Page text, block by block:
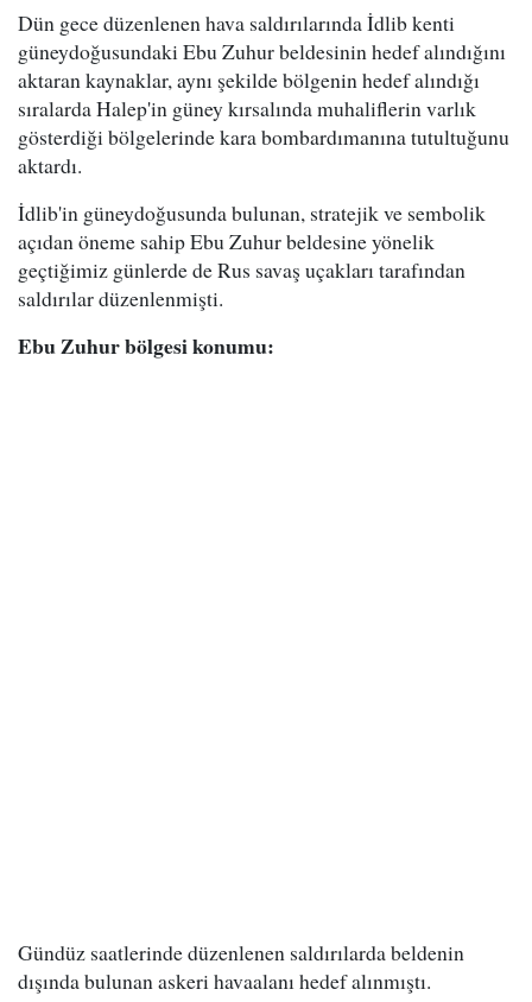
Dün gece düzenlenen hava saldırılarında İdlib kenti
güneydoğusundaki Ebu Zuhur beldesinin hedef alındığını
aktaran kaynaklar, aynı şekilde bölgenin hedef alındığı
sıralarda Halep'in güney kırsalında muhaliflerin varlık
gösterdiği bölgelerinde kara bombardımanına tutultuğunu
aktardı.
İdlib'in güneydoğusunda bulunan, stratejik ve sembolik
açıdan öneme sahip Ebu Zuhur beldesine yönelik
geçtiğimiz günlerde de Rus savaş uçakları tarafından
saldırılar düzenlenmişti.
Ebu Zuhur bölgesi konumu:
Gündüz saatlerinde düzenlenen saldırılarda beldenin
dışında bulunan askeri havaalanı hedef alınmıştı.